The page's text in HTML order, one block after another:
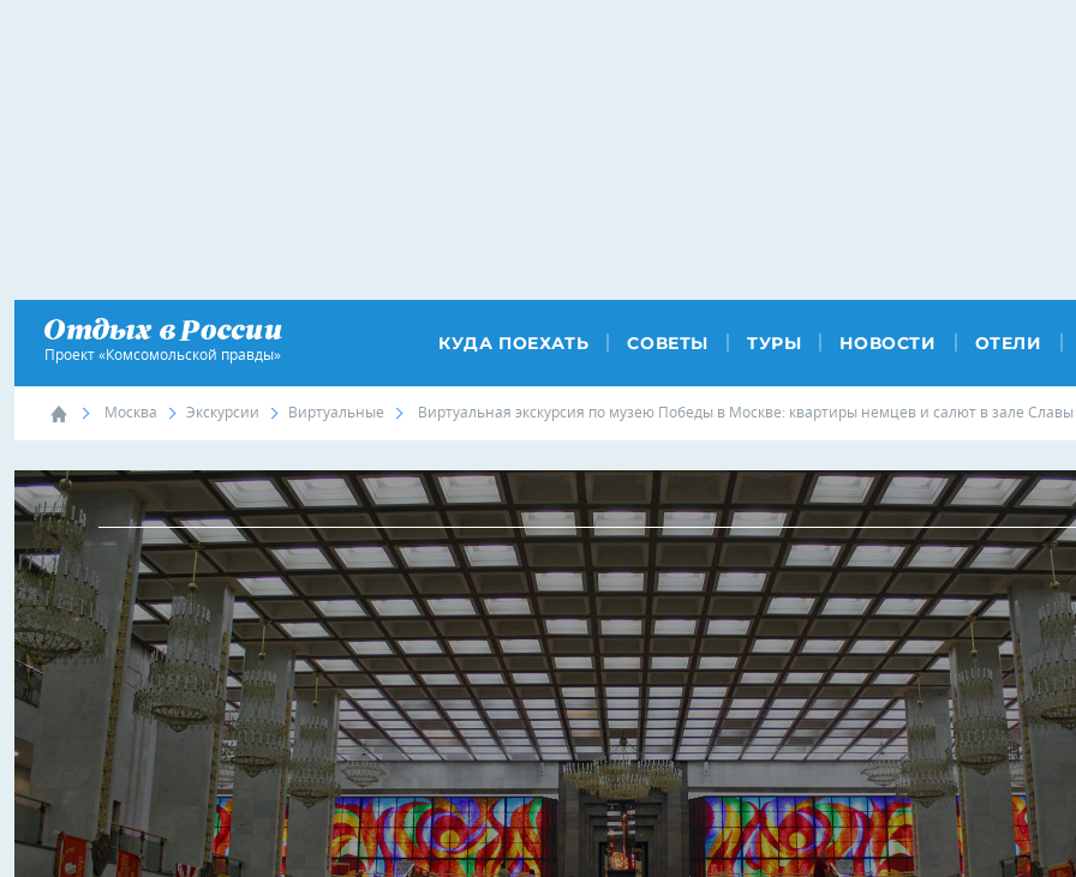
Проект «Комсомольской правды»
КУДА ПОЕХАТЬ СОВЕТЫ ТУРЫ НОВОСТИ ОТЕЛИ
Москва Экскурсии Виртуальные Виртуальная экскурсия по музею Победы в Москве: квартиры немцев и салют в зале Славы